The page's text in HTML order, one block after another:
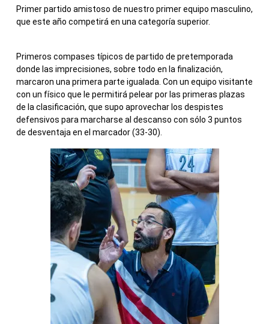
Primer partido amistoso de nuestro primer equipo masculino,
que este año competirá en una categoría superior.
Primeros compases típicos de partido de pretemporada
donde las imprecisiones, sobre todo en la finalización,
marcaron una primera parte igualada. Con un equipo visitante
con un físico que le permitirá pelear por las primeras plazas
de la clasificación, que supo aprovechar los despistes
defensivos para marcharse al descanso con sólo 3 puntos
de desventaja en el marcador (33-30).